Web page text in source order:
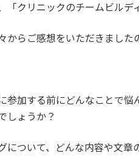
「クリニックのチームビルデ
からご感想をいただきました
参加する前にどんなことで悩
しょうか？
について、どんな内容や文章